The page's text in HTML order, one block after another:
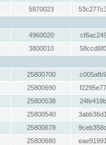
5970023
4960020
3800010
25800700
25800690
25800538
25800540
25800678
25800680